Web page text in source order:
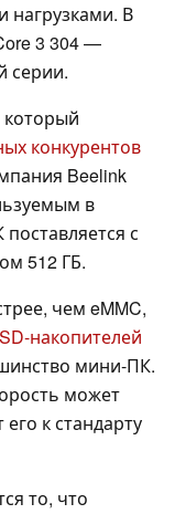
В
3 304 —
серии.
который
конкурентов
Beelink
в
с
512 ГБ.
чем eMMC,
накопителей
мини-ПК.
может
к стандарту
то, что